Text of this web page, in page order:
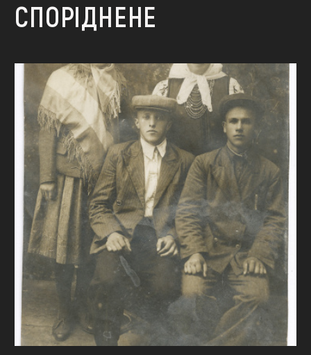
СПОРІДНЕНЕ